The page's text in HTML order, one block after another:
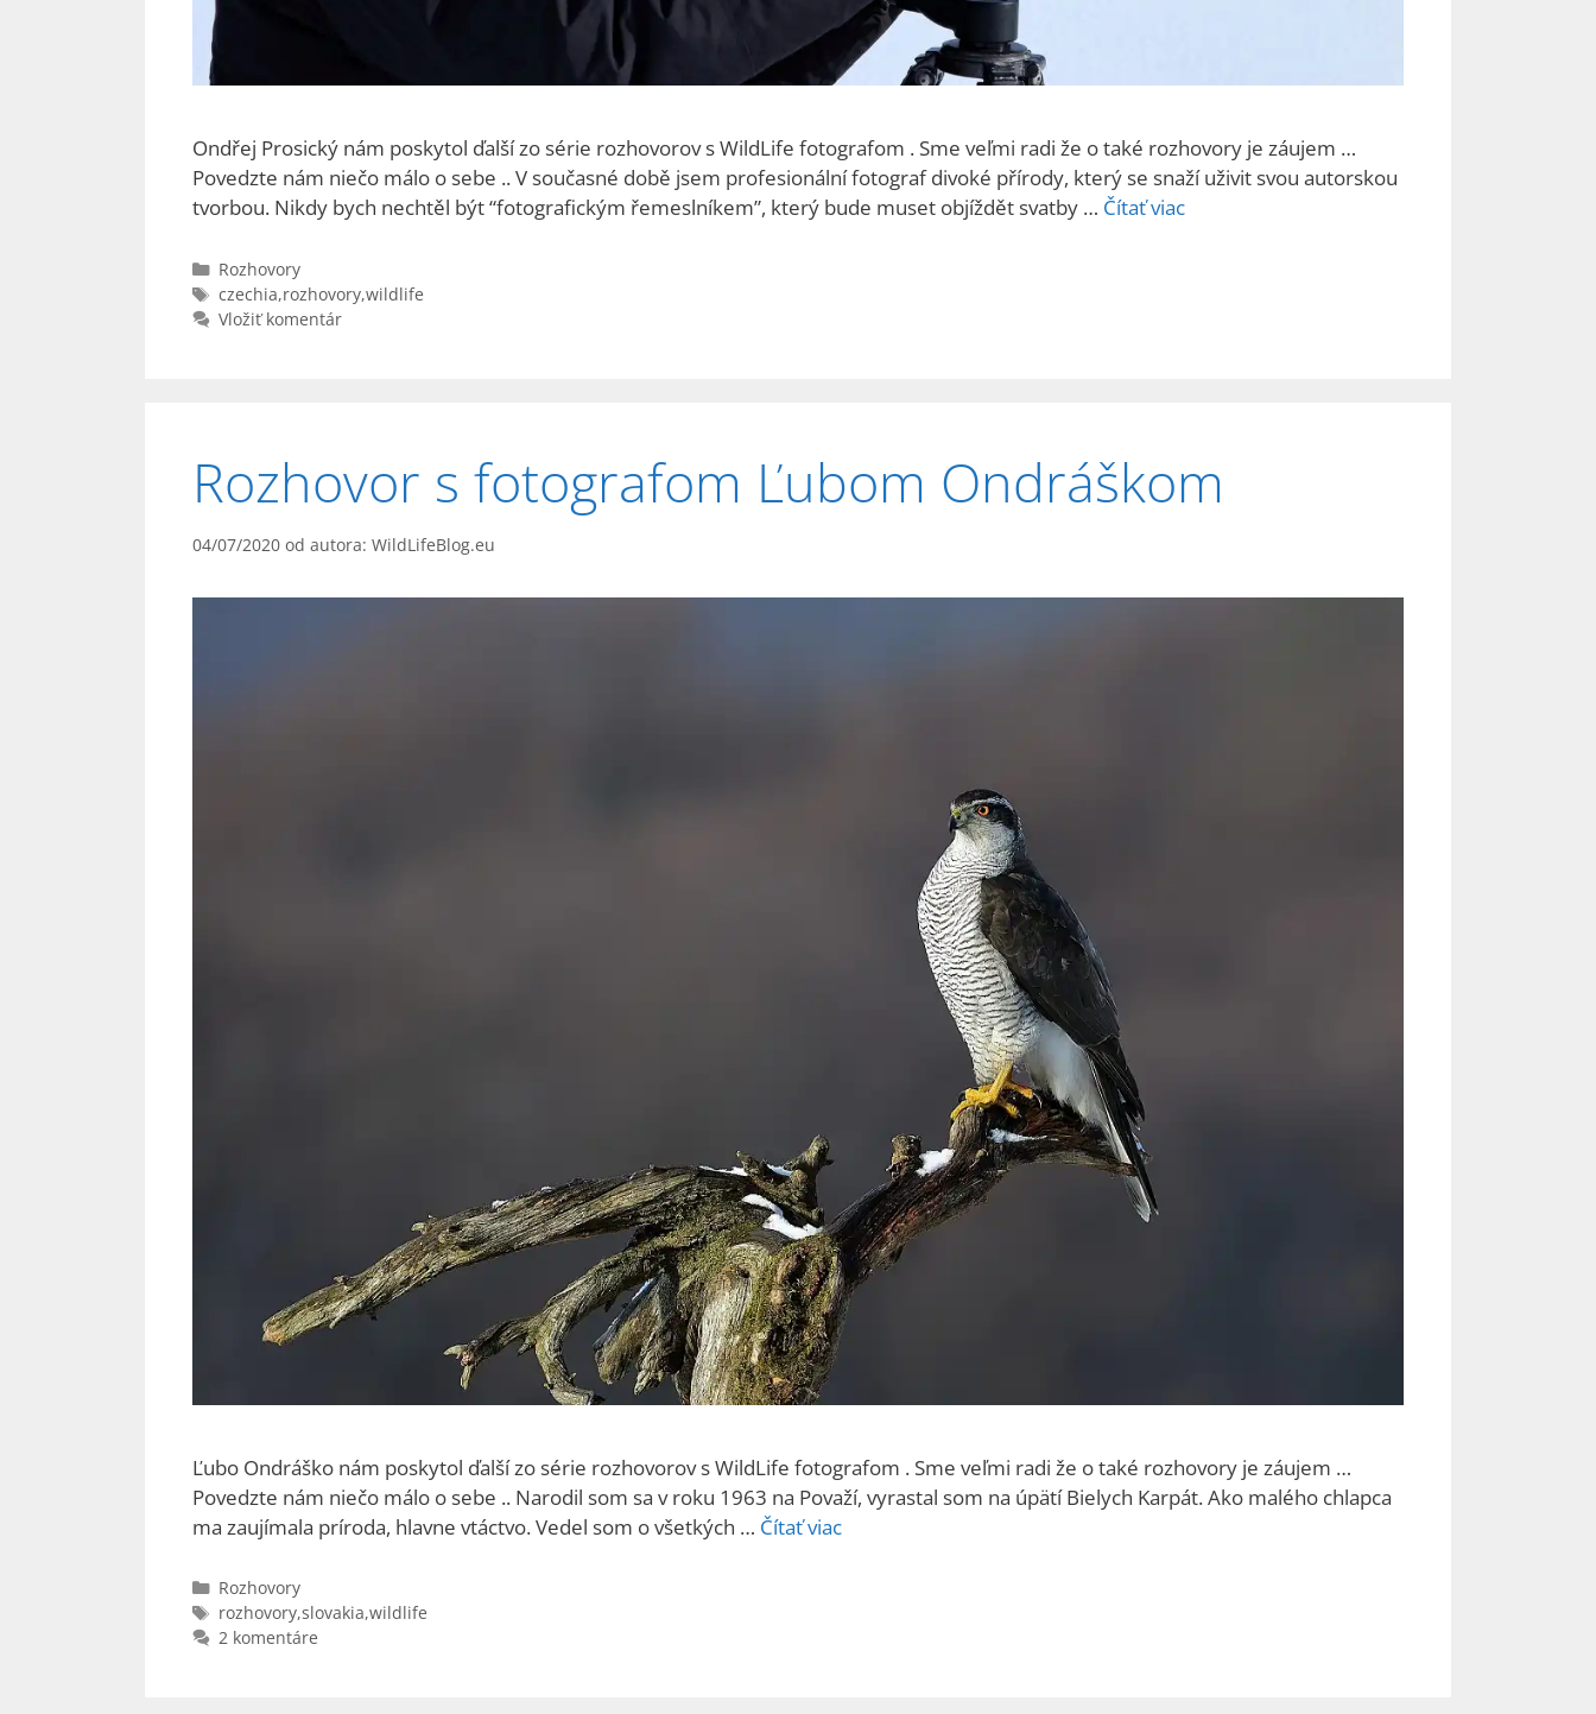
Ondřej Prosický nám poskytol ďalší zo série rozhovorov s WildLife fotografom . Sme veľmi radi že o také rozhovory je záujem …
Povedzte nám niečo málo o sebe .. V současné době jsem profesionální fotograf divoké přírody, který se snaží uživit svou autorskou
tvorbou. Nikdy bych nechtěl být “fotografickým řemeslníkem”, který bude muset objíždět svatby … Čítať viac
Kategórie
Rozhovory
Značky
czechia,rozhovory,wildlife
Vložiť komentár
Rozhovor s fotografom Ľubom Ondráškom
04/07/2020 od autora: WildLifeBlog.eu
Ľubo Ondráško nám poskytol ďalší zo série rozhovorov s WildLife fotografom . Sme veľmi radi že o také rozhovory je záujem …
Povedzte nám niečo málo o sebe .. Narodil som sa v roku 1963 na Považí, vyrastal som na úpätí Bielych Karpát. Ako malého chlapca
ma zaujímala príroda, hlavne vtáctvo. Vedel som o všetkých … Čítať viac
Kategórie
Rozhovory
Značky
rozhovory,slovakia,wildlife
2 komentáre